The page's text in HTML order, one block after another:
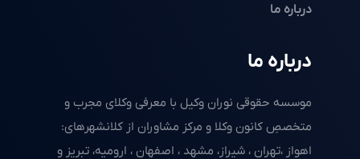
درباره ما
موسسه حقوقی نوران وکیل با معرفی وکلای مجرب و
متخصصِ کانون وکلا و مرکز مشاوران از کلانشهرهای:
اهواز ،تهران ، شیراز، مشهد ، اصفهان ، ارومیه، تبریز و
درباره ما